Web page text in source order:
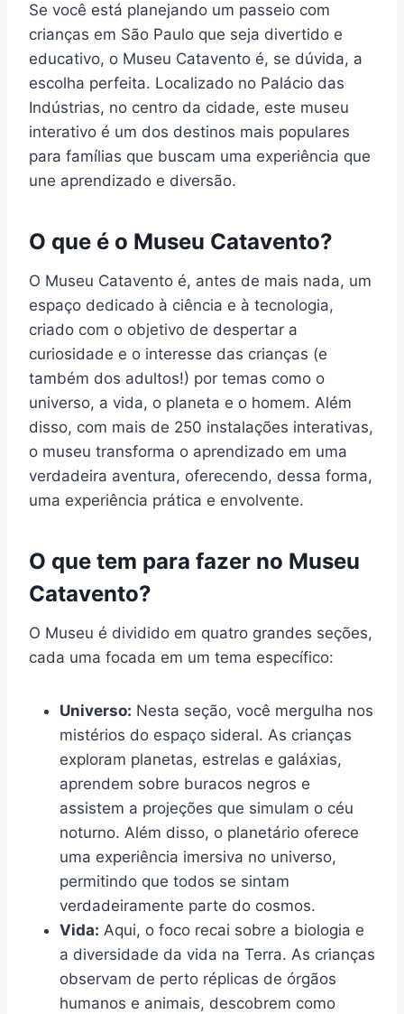
Se você está planejando um passeio com
crianças em São Paulo que seja divertido e
educativo, o Museu Catavento é, se dúvida, a
escolha perfeita. Localizado no Palácio das
Indústrias, no centro da cidade, este museu
interativo é um dos destinos mais populares
para famílias que buscam uma experiência que
une aprendizado e diversão.
O que é o Museu Catavento?
O Museu Catavento é, antes de mais nada, um
espaço dedicado à ciência e à tecnologia,
criado com o objetivo de despertar a
curiosidade e o interesse das crianças (e
também dos adultos!) por temas como o
universo, a vida, o planeta e o homem. Além
disso, com mais de 250 instalações interativas,
o museu transforma o aprendizado em uma
verdadeira aventura, oferecendo, dessa forma,
uma experiência prática e envolvente.
O que tem para fazer no Museu
Catavento?
O Museu é dividido em quatro grandes seções,
cada uma focada em um tema específico:
Universo: Nesta seção, você mergulha nos
mistérios do espaço sideral. As crianças
exploram planetas, estrelas e galáxias,
aprendem sobre buracos negros e
assistem a projeções que simulam o céu
noturno. Além disso, o planetário oferece
uma experiência imersiva no universo,
permitindo que todos se sintam
verdadeiramente parte do cosmos.
Vida: Aqui, o foco recai sobre a biologia e
a diversidade da vida na Terra. As crianças
observam de perto réplicas de órgãos
humanos e animais, descobrem como